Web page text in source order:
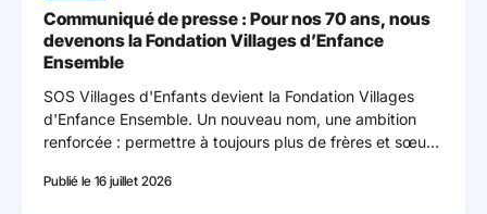
Communiqué de presse : Pour nos 70 ans, nous
devenons la Fondation Villages d’Enfance
Ensemble
SOS Villages d'Enfants devient la Fondation Villages
d'Enfance Ensemble. Un nouveau nom, une ambition
renforcée : permettre à toujours plus de frères et sœurs
Publié le 16 juillet 2026